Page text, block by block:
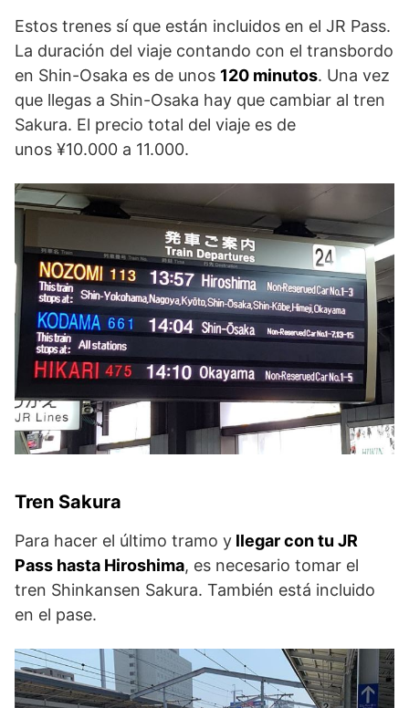
Estos trenes sí que están incluidos en el JR Pass.
La duración del viaje contando con el transbordo
en Shin-Osaka es de unos 120 minutos. Una vez
que llegas a Shin-Osaka hay que cambiar al tren
Sakura. El precio total del viaje es de
unos ¥10.000 a 11.000.
Tren Sakura
Para hacer el último tramo y llegar con tu JR
Pass hasta Hiroshima, es necesario tomar el
tren Shinkansen Sakura. También está incluido
en el pase.